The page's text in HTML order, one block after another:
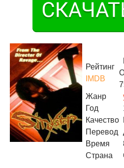
Рейтинг
IMDB
Жанр
Год
Качество
Перевод
Время
Страна